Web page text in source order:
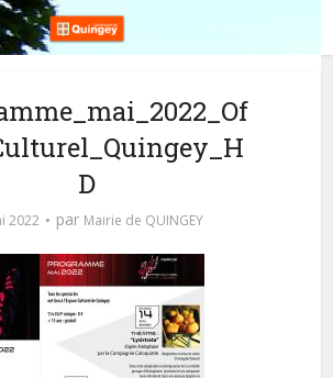
D
2022 par Mairie de QUINGEY